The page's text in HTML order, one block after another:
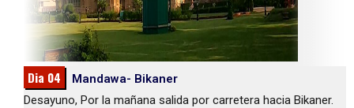
Dia 04
Mandawa- Bikaner
Desayuno, Por la mañana salida por carretera hacia Bikaner.